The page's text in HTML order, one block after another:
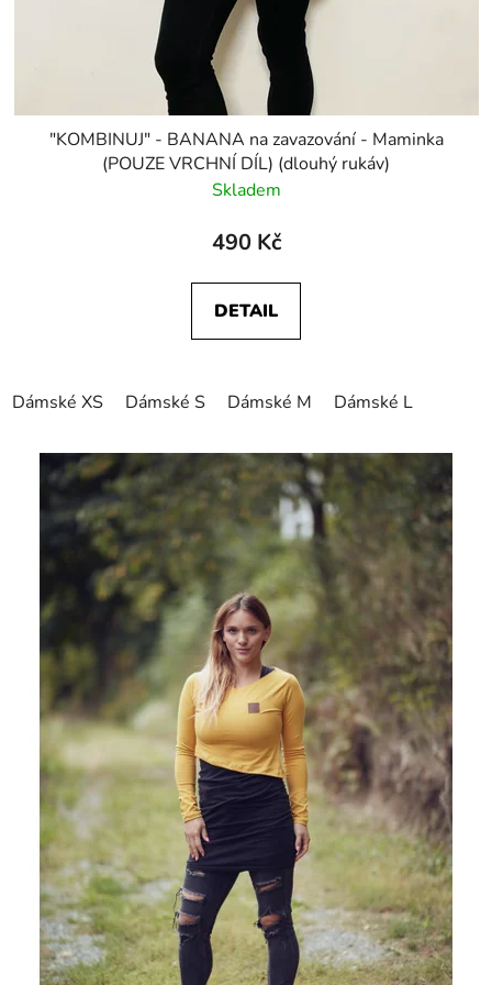
"KOMBINUJ" - BANANA na zavazování - Maminka
(POUZE VRCHNÍ DÍL) (dlouhý rukáv)
Skladem
490 Kč
DETAIL
Dámské XS Dámské S Dámské M Dámské L